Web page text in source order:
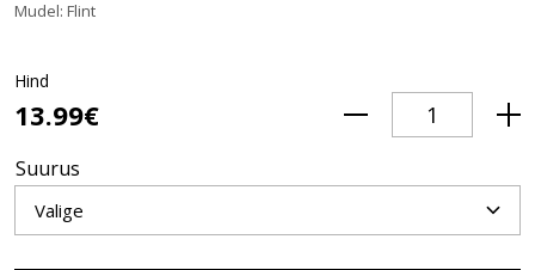
Mudel: Flint
Hind
13.99€
Suurus